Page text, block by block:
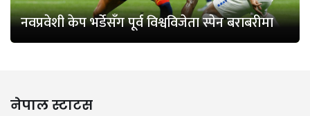
नवप्रवेशी केप भर्डेसँग पूर्व विश्वविजेता स्पेन बराबरीमा
नेपाल स्टाटस